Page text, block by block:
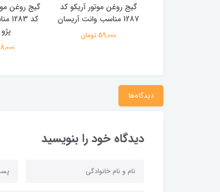
گیج روغن موتور آریکو کد
1287 مناسب وانت آریسان
59,000 تومان
گیج روغن
78,000
دیدگاه‌ها
دیدگاه خود را بنویسید